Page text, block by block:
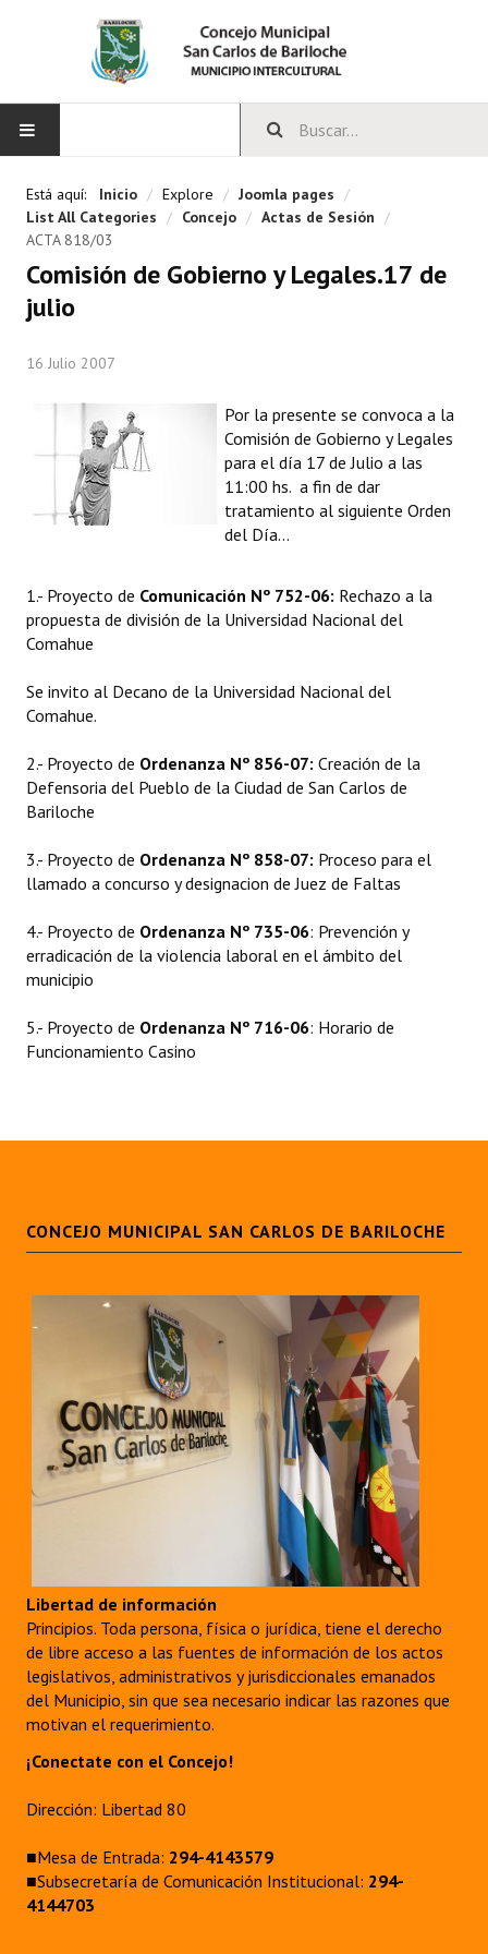
CONCEJO
Bloques Políticos
Comisiones Especiales
Concejales Mandato Cumplido
Programas
Constitución Nacional
Constitución Provincial
Carta Orgánica 2007
Digesto
DOCUMENTOS
Informes de Gestión
Proyectos Presentados
Dictámenes Asesoría Letrada
NORMATIVA
Comunicaciones
Resoluciones de Presidencia
INSTITUCIONAL
Registros y Distinciones
Datos Históricos
Premio al Mérito - Registro
Audiencias Públicas - Registro
Ciudadano Ilustre - Registro
Está aquí: Inicio / Explore / Joomla pages /
List All Categories / Concejo / Actas de Sesión /
ACTA 818/03
Comisión de Gobierno y Legales.17 de
julio
16 Julio 2007
Por la presente se convoca a la
Comisión de Gobierno y Legales
para el día 17 de Julio a las
11:00 hs. a fin de dar
tratamiento al siguiente Orden
del Día...
1.- Proyecto de Comunicación Nº 752-06: Rechazo a la
propuesta de división de la Universidad Nacional del
Comahue
Se invito al Decano de la Universidad Nacional del
Comahue.
2.- Proyecto de Ordenanza Nº 856-07: Creación de la
Defensoria del Pueblo de la Ciudad de San Carlos de
Bariloche
3.- Proyecto de Ordenanza Nº 858-07: Proceso para el
llamado a concurso y designacion de Juez de Faltas
4.- Proyecto de Ordenanza Nº 735-06: Prevención y
erradicación de la violencia laboral en el ámbito del
municipio
5.- Proyecto de Ordenanza Nº 716-06: Horario de
Funcionamiento Casino
CONCEJO MUNICIPAL SAN CARLOS DE BARILOCHE
Libertad de información
Principios. Toda persona, física o jurídica, tiene el derecho
de libre acceso a las fuentes de información de los actos
legislativos, administrativos y jurisdiccionales emanados
del Municipio, sin que sea necesario indicar las razones que
motivan el requerimiento.
¡Conectate con el Concejo!
Dirección: Libertad 80
■Mesa de Entrada: 294-4143579
■Subsecretaría de Comunicación Institucional: 294-
4144703